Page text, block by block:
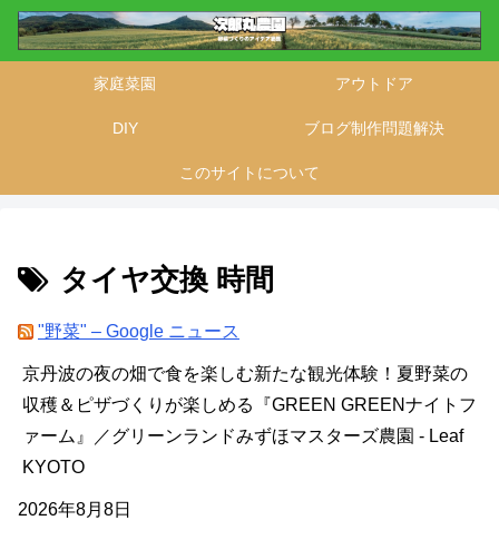
家庭菜園 アウトドア
DIY ブログ制作問題解決
このサイトについて
タイヤ交換 時間
"野菜" – Google ニュース
京丹波の夜の畑で食を楽しむ新たな観光体験！夏野菜の
収穫＆ピザづくりが楽しめる『GREEN GREENナイトフ
ァーム』／グリーンランドみずほマスターズ農園 - Leaf
KYOTO
2026年8月8日